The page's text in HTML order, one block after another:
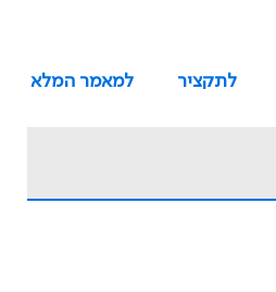
לתקציר למאמר המלא